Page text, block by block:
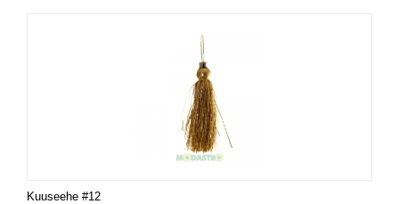
Kuuseehe #12